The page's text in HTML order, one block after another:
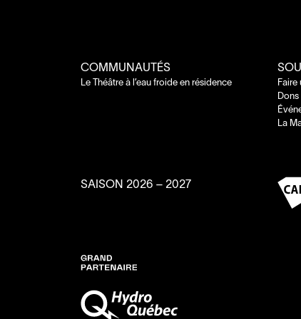
COMMUNAUTÉS
Le Théâtre à l’eau froide en résidence
Faire
La
SAISON 2026 – 2027